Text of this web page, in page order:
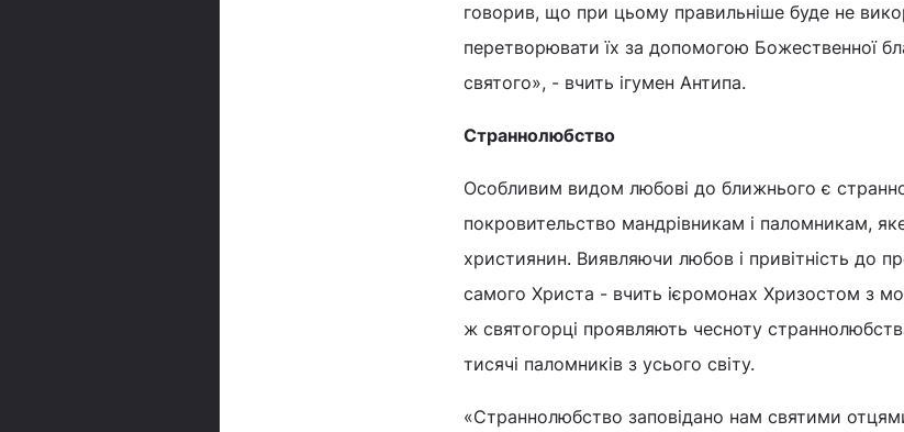
говорив, що при цьому правильніше буде не
перетворювати їх за допомогою Божественної
святого», - вчить ігумен Антипа.
Страннолюбство
Особливим видом любові до ближнього є
покровительство мандрівникам і паломникам,
християнин. Виявляючи любов і привітність до
самого Христа - вчить ієромонах Хризостом з
ж святогорці проявляють чесноту
тисячі паломників з усього світу.
«Страннолюбство заповідано нам святими